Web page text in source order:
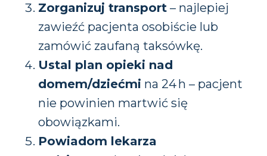
Zorganizuj transport – najlepiej
zawieźć pacjenta osobiście lub
zamówić zaufaną taksówkę.
Ustal plan opieki nad
domem/dziećmi na 24 h – pacjent
nie powinien martwić się
obowiązkami.
Powiadom lekarza